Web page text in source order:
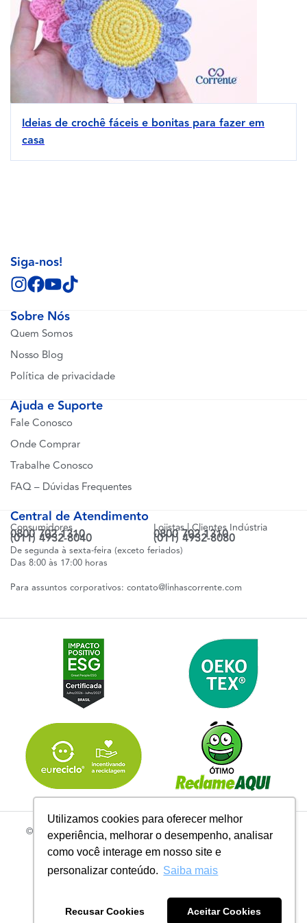
Utilizamos cookies para oferecer melhor
experiência, melhorar o desempenho, analisar
como você interage em nosso site e
personalizar conteúdo. Saiba mais
Recusar Cookies Aceitar Cookies
Ideias de crochê fáceis e bonitas para fazer em
casa
Sobre Nós
Quem Somos
Nosso Blog
Política de privacidade
Ajuda e Suporte
Fale Conosco
Onde Comprar
Trabalhe Conosco
FAQ – Dúvidas Frequentes
Central de Atendimento
Consumidores
0800 702 1310
(011) 4932-8040
Lojistas | Clientes Indústria
0800 702 1310
(011) 4932-8080
De segunda à sexta-feira (exceto feriados)
Das 8:00 às 17:00 horas
Para assuntos corporativos: contato@linhascorrente.com
Siga-nos!
© 2026 | Todos os Direitos Reservados Linhas Corrente - CNPJ
R. do Manifesto, 705 - Ipiranga, São Paulo - SP, 04209-000